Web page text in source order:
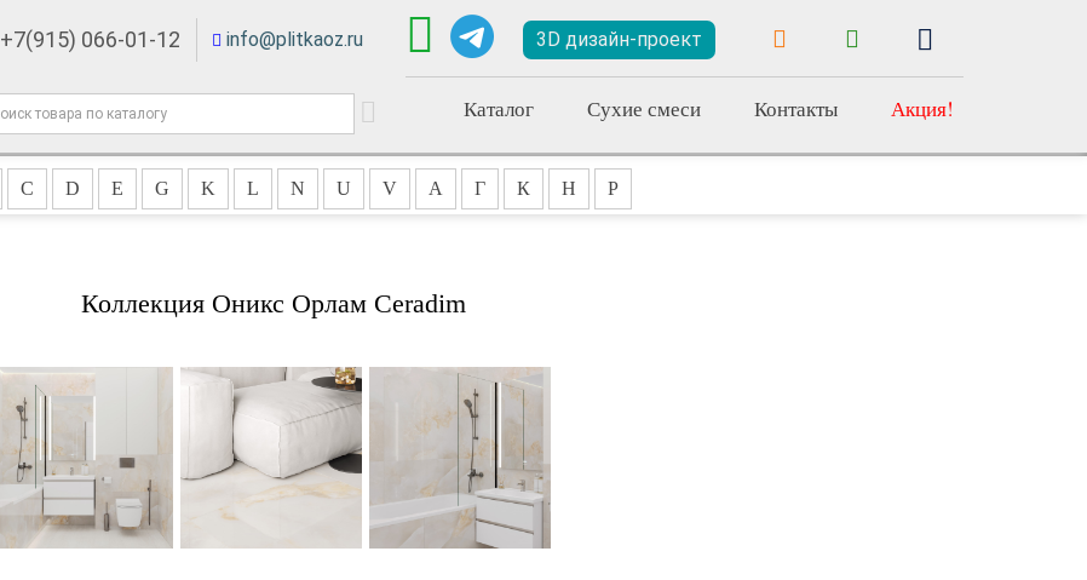
+7(915) 066-01-12 info@plitkaoz.ru 3D дизайн-проект
Каталог Сухие смеси Контакты Акция!
C D E G K L N U V А Г К Н Р
Коллекция Оникс Орлам Ceradim